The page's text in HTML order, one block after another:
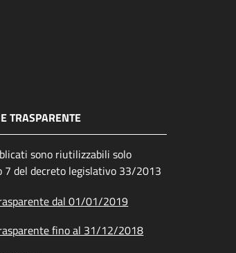
TRASPARENTE
sono riutilizzabili solo
7 del decreto legislativo 33/2013
dal 01/01/2019
fino al 31/12/2018